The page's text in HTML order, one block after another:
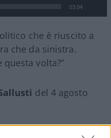
03:04
che è riuscito a
che da sinistra.
volta?”
del 4 agosto